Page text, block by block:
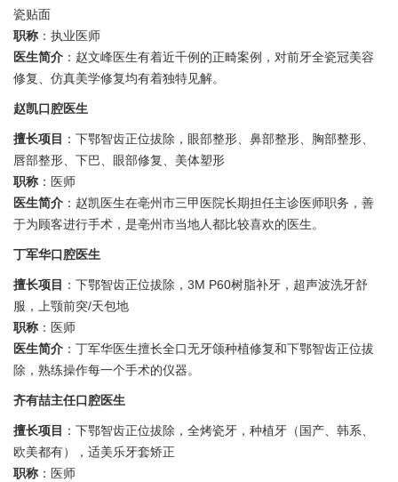
瓷贴面
职称 ：执业医师
医生简介 ：赵文峰医生有着近千例的正畸案例，对前牙全瓷冠美容
修复、仿真美学修复均有着独特见解。
赵凯口腔医生
擅长项目 ：下鄂智齿正位拔除，眼部整形、鼻部整形、胸部整形、
唇部整形、下巴、眼部修复、美体塑形
职称 ：医师
医生简介 ：赵凯医生在亳州市三甲医院长期担任主诊医师职务，善
于为顾客进行手术，是亳州市当地人都比较喜欢的医生。
丁军华口腔医生
擅长项目 ：下鄂智齿正位拔除，3M P60树脂补牙，超声波洗牙舒
服，上颚前突/天包地
职称 ：医师
医生简介 ：丁军华医生擅长全口无牙颌种植修复和下鄂智齿正位拔
除，熟练操作每一个手术的仪器。
齐有喆主任口腔医生
擅长项目 ：下鄂智齿正位拔除，全烤瓷牙，种植牙（国产、韩系、
欧美都有），适美乐牙套矫正
职称 ：医师